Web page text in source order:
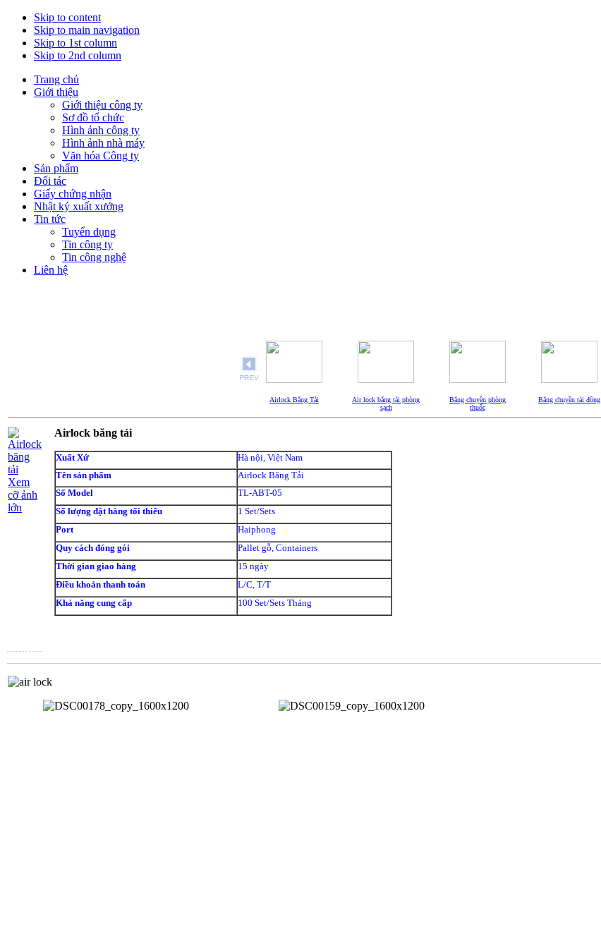
Skip to content
Skip to main navigation
Skip to 1st column
Skip to 2nd column
Trang chủ
Giới thiệu
Giới thiệu công ty
Sơ đồ tổ chức
Hình ảnh công ty
Hình ảnh nhà máy
Văn hóa Công ty
Sản phẩm
Đối tác
Giấy chứng nhận
Nhật ký xuất xưởng
Tin tức
Tuyển dụng
Tin công ty
Tin công nghệ
Liên hệ
Airlock Băng Tải
Air lock băng tải phòng
sạch
Băng chuyền phòng
thuốc
Băng chuyền tải đông
Xem
cỡ ảnh
lớn
Airlock băng tải
Xuất Xứ
Hà nội, Việt Nam
Tên sản phẩm
Airlock Băng Tải
Số Model
TL-ABT-05
Số lượng đặt hàng tối thiểu
1 Set/Sets
Port
Haiphong
Quy cách đóng gói
Pallet gỗ, Containers
Thời gian giao hàng
15 ngày
Điều khoản thanh toán
L/C, T/T
Khả năng cung cấp
100 Set/Sets Tháng